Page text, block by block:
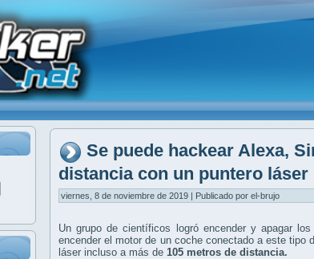
Se puede hackear Alexa,
distancia con un puntero láser
viernes, 8 de noviembre de 2019 | Publicado por el-brujo
Un grupo de científicos logró encender y apagar
encender el motor de un coche conectado a este
láser incluso a más de 105 metros de distancia.